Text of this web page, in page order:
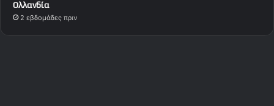
Ολλανδία
2 εβδομάδες πριν